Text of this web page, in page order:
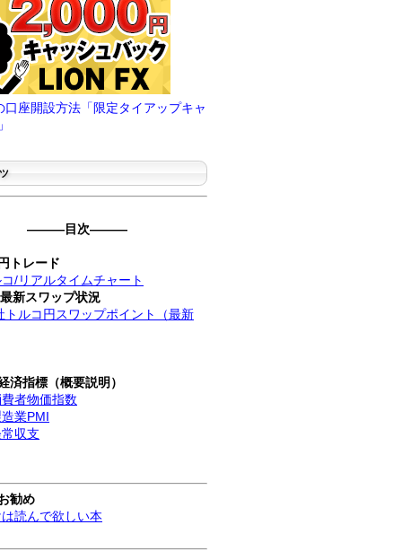
口座開設方法「限定タイアップキャ
―――目次―――
トレード
/リアルタイムチャート
新スワップ状況
トルコ円スワップポイント（最新
済指標（概要説明）
者物価指数
業PMI
収支
勧め
読んで欲しい本